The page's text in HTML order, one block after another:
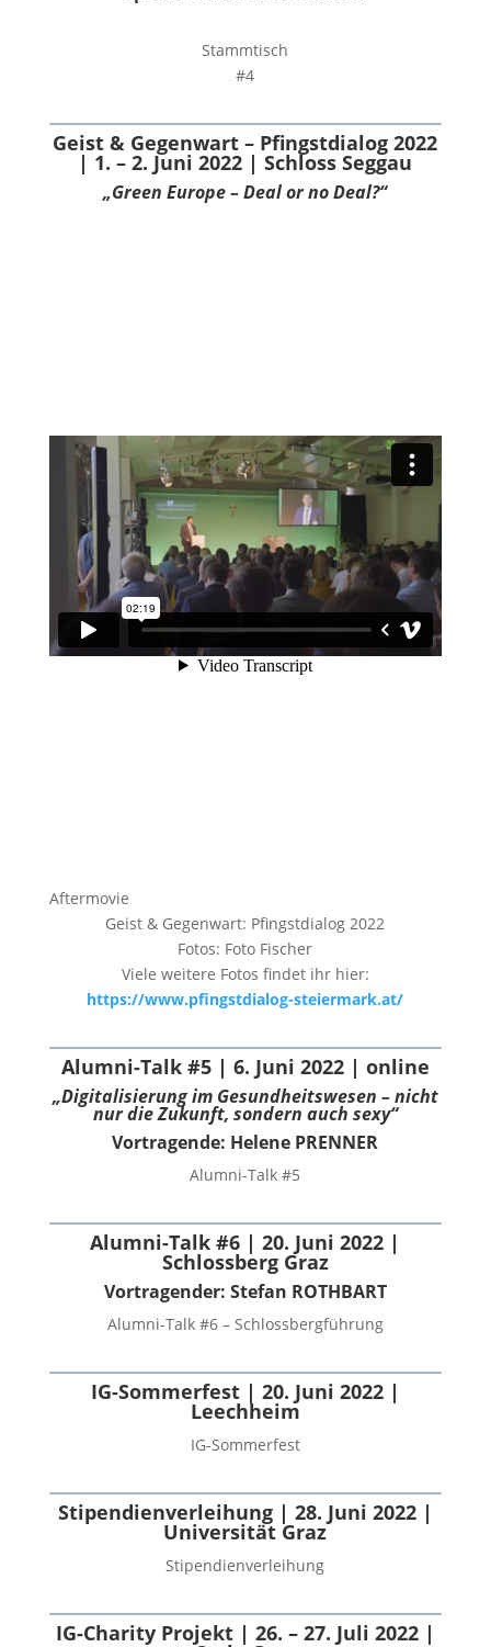
Stammtisch
#4
Geist & Gegenwart – Pfingstdialog 2022
| 1. – 2. Juni 2022 | Schloss Seggau
„Green Europe – Deal or no Deal?“
Aftermovie
Geist & Gegenwart: Pfingstdialog 2022
Fotos: Foto Fischer
Viele weitere Fotos findet ihr hier:
https://www.pfingstdialog-steiermark.at/
Alumni-Talk #5 | 6. Juni 2022 | online
„Digitalisierung im Gesundheitswesen –nicht
nur die Zukunft, sondern auch sexy“
Vortragende: Helene PRENNER
Alumni-Talk #5
Alumni-Talk #6 | 20. Juni 2022 |
Schlossberg Graz
Vortragender: Stefan ROTHBART
Alumni-Talk #6 – Schlossbergführung
IG-Sommerfest | 20. Juni 2022 |
Leechheim
IG-Sommerfest
Stipendienverleihung | 28. Juni 2022 |
Universität Graz
Stipendienverleihung
IG-Charity Projekt | 26. – 27. Juli 2022 |